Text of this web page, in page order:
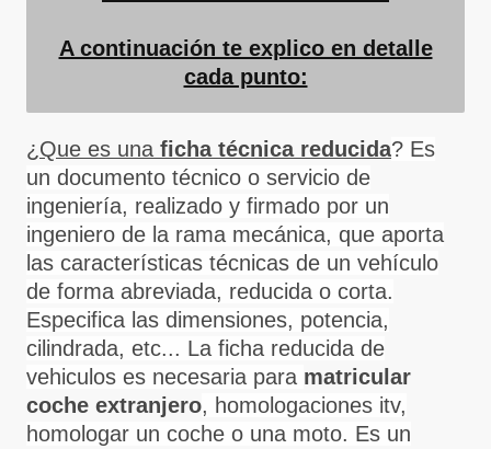
A continuación te explico en detalle
cada punto:
¿Que es una ficha técnica reducida? Es
un documento técnico o servicio de
ingeniería, realizado y firmado por un
ingeniero de la rama mecánica, que aporta
las características técnicas de un vehículo
de forma abreviada, reducida o corta.
Especifica las dimensiones, potencia,
cilindrada, etc... La ficha reducida de
vehiculos es necesaria para matricular
coche extranjero, homologaciones itv,
homologar un coche o una moto. Es un